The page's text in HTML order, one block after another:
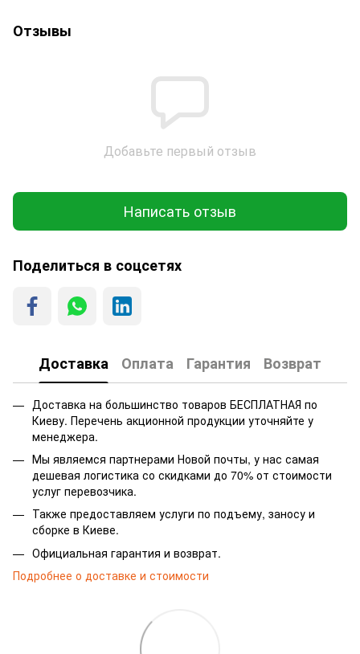
Отзывы
Добавьте первый отзыв
Написать отзыв
Поделиться в соцсетях
Доставка Оплата Гарантия Возврат
Доставка на большинство товаров БЕСПЛАТНАЯ по
Киеву. Перечень акционной продукции уточняйте у
менеджера.
Мы являемся партнерами Новой почты, у нас самая
дешевая логистика со скидками до 70% от стоимости
услуг перевозчика.
Также предоставляем услуги по подъему, заносу и
сборке в Киеве.
Официальная гарантия и возврат.
Подробнее о доставке и стоимости